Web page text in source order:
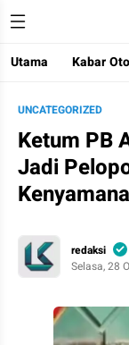
Utama Kabar
UNCATEGORIZED
Ketum PB
Jadi
redaksi
Selasa, 28